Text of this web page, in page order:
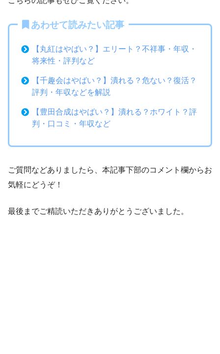
あわせて読みたい記事
【丸紅はやばい？】エリート？不祥事・年収・
将来性・評判など
【千趣会はやばい？】潰れる？危ない？復活？
評判・年収などを解説
【豊田合成はやばい？】潰れる？ホワイト？評
判・口コミ・年収など
ご質問などありましたら、本記事下部のコメント欄からお
気軽にどうぞ！
最後までご精読いただきありがとうございました。